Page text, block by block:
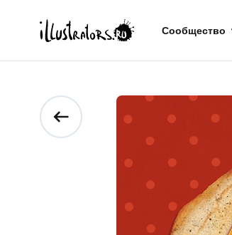
Сообщество